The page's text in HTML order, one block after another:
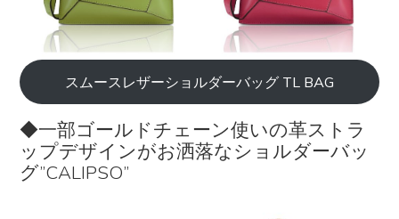
スムースレザーショルダーバッグ TL BAG
◆一部ゴールドチェーン使いの革ストラ
ップデザインがお洒落なショルダーバッ
グ”CALIPSO”